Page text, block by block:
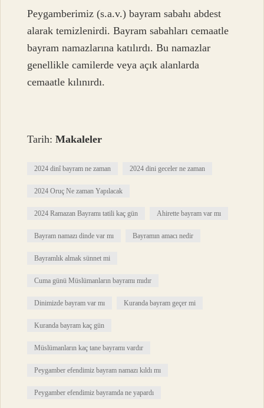
Peygamberimiz (s.a.v.) bayram sabahı abdest
alarak temizlenirdi. Bayram sabahları cemaatle
bayram namazlarına katılırdı. Bu namazlar
genellikle camilerde veya açık alanlarda
cemaatle kılınırdı.
Tarih:Makaleler
2024 dinî bayram ne zaman 2024 dini geceler ne zaman
2024 Oruç Ne zaman Yapılacak
2024 Ramazan Bayramı tatili kaç gün Ahirette bayram var mı
Bayram namazı dinde var mı Bayramın amacı nedir
Bayramlık almak sünnet mi
Cuma günü Müslümanların bayramı mıdır
Dinimizde bayram var mı Kuranda bayram geçer mi
Kuranda bayram kaç gün
Müslümanların kaç tane bayramı vardır
Peygamber efendimiz bayram namazı kıldı mı
Peygamber efendimiz bayramda ne yapardı